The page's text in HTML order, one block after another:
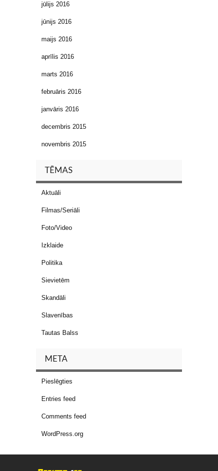
jūlijs 2016
jūnijs 2016
maijs 2016
aprīlis 2016
marts 2016
februāris 2016
janvāris 2016
decembris 2015
novembris 2015
TĒMAS
Aktuāli
Filmas/Seriāli
Foto/Video
Izklaide
Politika
Sievietēm
Skandāli
Slavenības
Tautas Balss
META
Pieslēgties
Entries feed
Comments feed
WordPress.org